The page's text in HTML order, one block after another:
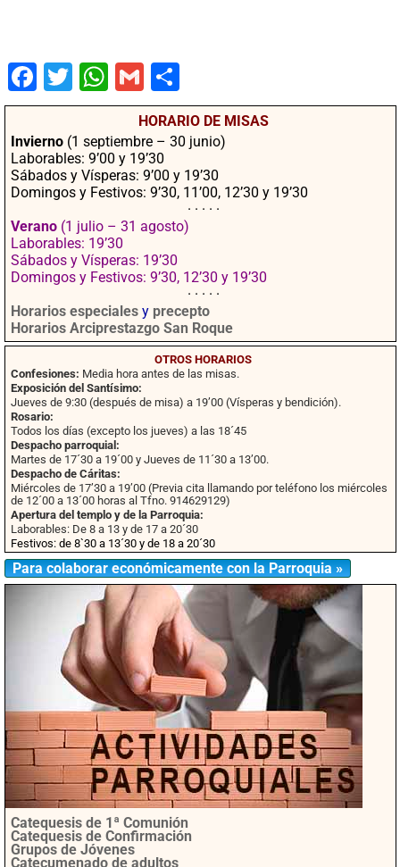
Fac
ebo
Twit
ter
Wha
tsA
pp
Gm
ail
mpa
rtir
HORARIO DE MISAS
Invierno (1 septiembre – 30 junio)
Laborables: 9’00 y 19’30
Sábados y Vísperas: 9’00 y 19’30
Domingos y Festivos: 9’30, 11’00, 12’30 y 19’30
· · · · ·
Verano (1 julio – 31 agosto)
Laborables: 19’30
Sábados y Vísperas: 19’30
Domingos y Festivos: 9’30, 12’30 y 19’30
· · · · ·
Horarios especiales y precepto
Horarios Arciprestazgo San Roque
OTROS HORARIOS
Confesiones: Media hora antes de las misas.
Exposición del Santísimo:
Jueves de 9:30 (después de misa) a 19’00 (Vísperas y bendición).
Rosario:
Todos los días (excepto los jueves) a las 18´45
Despacho parroquial:
Martes de 17´30 a 19´00 y Jueves de 11´30 a 13’00.
Despacho de Cáritas:
Miércoles de 17’30 a 19’00 (Previa cita llamando por teléfono los miércoles
de 12´00 a 13´00 horas al Tfno. 914629129)
Apertura del templo y de la Parroquia:
Laborables: De 8 a 13 y de 17 a 20´30
Festivos: de 8`30 a 13´30 y de 18 a 20´30
Para colaborar económicamente con la Parroquia »
Catequesis de 1ª Comunión
Catequesis de Confirmación
Grupos de Jóvenes
Catecumenado de adultos